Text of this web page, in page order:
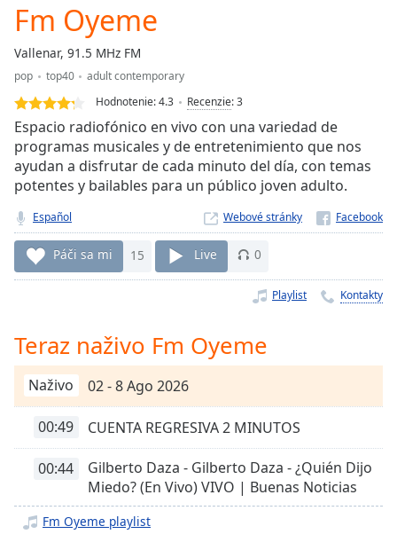
Loaded:
0.00%
Stream
Type
LIVE
Seek to
live,
currently
behind
liveLIVE
Remaining
Time-
Chapters
Chapters
Descriptions
descriptions
off,
selected
Subtitles
Fm Oyeme
Vallenar, 91.5 MHz FM
pop top40
adult contemporary
Hodnotenie:4.3 Recenzie:3
Espacio radiofónico en vivo con una variedad de
programas musicales y de entretenimiento que nos
ayudan a disfrutar de cada minuto del día, con temas
potentes y bailables para un público joven adulto.
Español Webové stránky
Páči sa mi 15 Live 0
Playlist Kontakty
Teraz naživo Fm Oyeme
Naživo 02 - 8 Ago 2026
00:49 CUENTA REGRESIVA 2 MINUTOS
00:44
Gilberto Daza - Gilberto Daza - ¿Quién Dijo
Miedo? (En Vivo) VIVO | Buenas Noticias
Fm Oyeme playlist